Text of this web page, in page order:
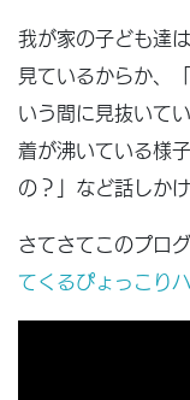
我が家の子ども達
見ているからか、
いう間に見抜いて
着が沸いている様
の？」など話しか
さてさてこのプロ
てくるぴょっこり